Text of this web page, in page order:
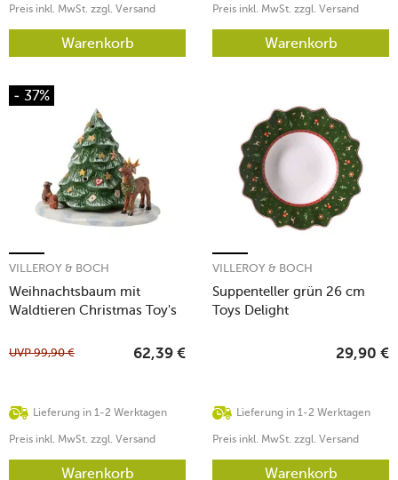
Preis inkl. MwSt. zzgl. Versand
Warenkorb
Preis inkl. MwSt. zzgl. Versand
Warenkorb
- 37%
Weihnachtsbaum mit
Waldtieren Christmas Toy's
VILLEROY & BOCH
Lieferung in 1-2 Werktagen
UVP99,90 € 62,39 €
Preis inkl. MwSt. zzgl. Versand
Warenkorb
Suppenteller grün 26 cm
Toys Delight
VILLEROY & BOCH
Lieferung in 1-2 Werktagen
29,90 €
Preis inkl. MwSt. zzgl. Versand
Warenkorb